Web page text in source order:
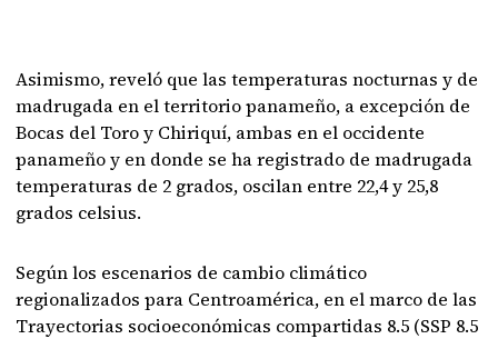
Asimismo, reveló que las temperaturas nocturnas y de
madrugada en el territorio panameño, a excepción de
Bocas del Toro y Chiriquí, ambas en el occidente
panameño y en donde se ha registrado de madrugada
temperaturas de 2 grados, oscilan entre 22,4 y 25,8
grados celsius.
Según los escenarios de cambio climático
regionalizados para Centroamérica, en el marco de las
Trayectorias socioeconómicas compartidas 8.5 (SSP 8.5